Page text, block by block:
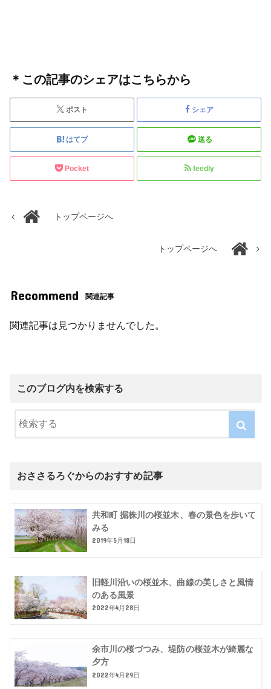
＊この記事のシェアはこちらから
ポスト シェア
はてブ 送る
Pocket feedly
トップページへ
トップページへ
Recommend 関連記事
関連記事は見つかりませんでした。
このブログ内を検索する
おささるろぐからのおすすめ記事
共和町 掘株川の桜並木、春の景色を歩いて
みる
2019年5月18日
旧軽川沿いの桜並木、曲線の美しさと風情
のある風景
2022年4月28日
余市川の桜づつみ、堤防の桜並木が綺麗な
夕方
2022年4月29日